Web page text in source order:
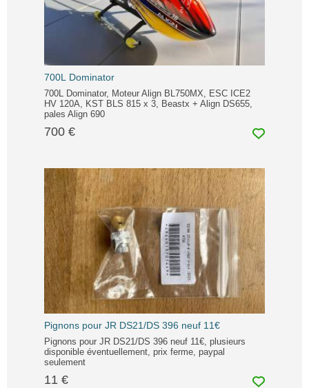
700L Dominator
700L Dominator, Moteur Align BL750MX, ESC ICE2
HV 120A, KST BLS 815 x 3, Beastx + Align DS655,
pales Align 690
700 €
Pignons pour JR DS21/DS 396 neuf 11€
Pignons pour JR DS21/DS 396 neuf 11€, plusieurs
disponible éventuellement, prix ferme, paypal
seulement
11 €